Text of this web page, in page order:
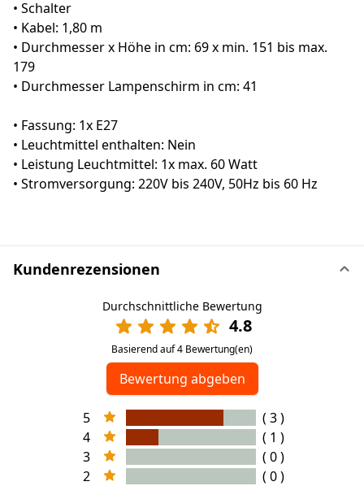
• Schalter
• Kabel: 1,80 m
• Durchmesser x Höhe in cm: 69 x min. 151 bis max.
179
• Durchmesser Lampenschirm in cm: 41
• Fassung: 1x E27
• Leuchtmittel enthalten: Nein
• Leistung Leuchtmittel: 1x max. 60 Watt
• Stromversorgung: 220V bis 240V, 50Hz bis 60 Hz
Kundenrezensionen
Durchschnittliche Bewertung
4.8
Basierend auf 4 Bewertung(en)
Bewertung abgeben
5
( 3 )
4
( 1 )
3
( 0 )
2
( 0 )